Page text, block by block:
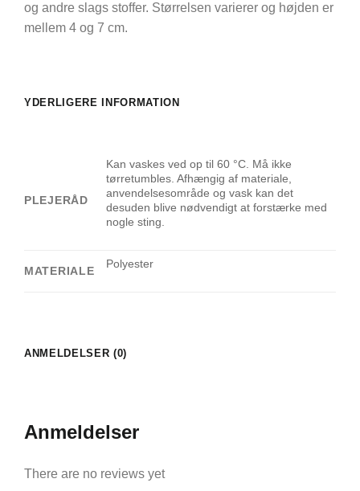
og andre slags stoffer. Størrelsen varierer og højden er
mellem 4 og 7 cm.
YDERLIGERE INFORMATION
PLEJERÅD
Kan vaskes ved op til 60 °C. Må ikke
tørretumbles. Afhængig af materiale,
anvendelsesområde og vask kan det
desuden blive nødvendigt at forstærke med
nogle sting.
MATERIALE
Polyester
ANMELDELSER (0)
Anmeldelser
There are no reviews yet